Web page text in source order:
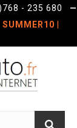
- 235 680
—
SUMMER10